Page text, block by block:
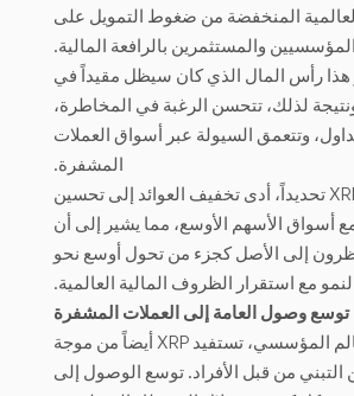
العالمية المنخفضة من ضغوط التمويل على
والمستثمرين بالرافعة المالية.
هذا رأس المال الذي كان سيظل مقيداً في
لذلك، تتحسن الرغبة في المخاطرة،
وتتعمق السيولة عبر أسواق العملات
المشفرة.
بالنسبة لـ XRP تحديداً، أدى تخفيف العوائد إلى تحسين
أسواق الأسهم الأوسع، مما يشير إلى أن
إلى الأصل كجزء من تحول أوسع نحو
مع استقرار الظروف المالية العالمية.
توسع وصول العامة إلى العملات المشفرة
بعيداً عن العالم المؤسسي، تستفيد XRP أيضاً من موجة
التبني من قبل الأفراد. توسع الوصول إلى